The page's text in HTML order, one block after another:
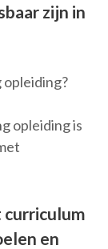
zijn in
opleiding?
opleiding is
curriculum
en